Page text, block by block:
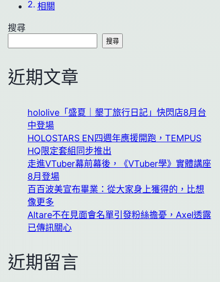
相關
搜尋
搜尋
近期文章
hololive「盛夏｜墾丁旅行日記」快閃店8月台
中登場
HOLOSTARS EN四週年應援開跑，TEMPUS
HQ限定套組同步推出
走進VTuber幕前幕後，《VTuber學》實體講座
8月登場
百百波美宣布畢業：從大家身上獲得的，比想
像更多
Altare不在見面會名單引發粉絲擔憂，Axel透露
已傳訊關心
近期留言